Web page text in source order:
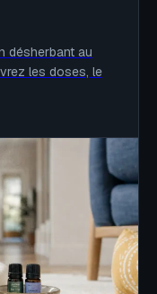
désherbant au
les doses, le